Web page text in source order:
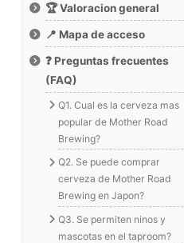
🏆 Valoracion general
📍 Mapa de acceso
❓ Preguntas frecuentes
(FAQ)
Q1. Cual es la cerveza mas
popular de Mother Road
Brewing?
Q2. Se puede comprar
cerveza de Mother Road
Brewing en Japon?
Q3. Se permiten ninos y
mascotas en el taproom?